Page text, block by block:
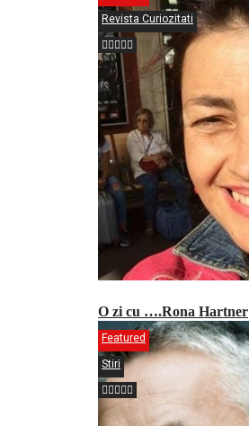
Revista Curiozitati
O zi cu ….Rona Hartner
Featured
Stiri